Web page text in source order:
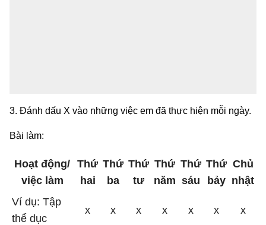
3. Đánh dấu X vào những việc em đã thực hiện mỗi ngày.
Bài làm:
Hoạt động/
việc làm
Thứ
hai
Thứ
ba
Thứ
tư
Thứ
năm
Thứ
sáu
Thứ
bảy
Chủ
nhật
Ví dụ: Tập
thể dục
x x x x x x x